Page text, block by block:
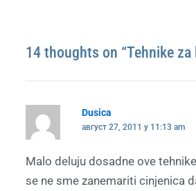
14 thoughts on “Tehnike za
Dusica
август 27, 2011 у 11:13 am
Malo deluju dosadne ove
se ne sme zanemariti cinjenica